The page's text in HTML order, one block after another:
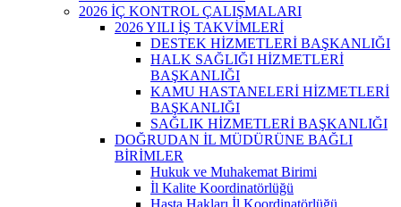
2026 İÇ KONTROL ÇALIŞMALARI
2026 YILI İŞ TAKVİMLERİ
DESTEK HİZMETLERİ BAŞKANLIĞI
HALK SAĞLIĞI HİZMETLERİ
BAŞKANLIĞI
KAMU HASTANELERİ HİZMETLERİ
BAŞKANLIĞI
SAĞLIK HİZMETLERİ BAŞKANLIĞI
DOĞRUDAN İL MÜDÜRÜNE BAĞLI
BİRİMLER
Hukuk ve Muhakemat Birimi
İl Kalite Koordinatörlüğü
Hasta Hakları İl Koordinatörlüğü